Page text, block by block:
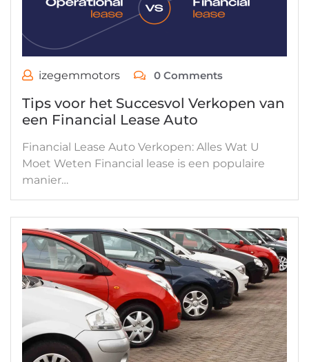
izegemmotors 0 Comments
Tips voor het Succesvol Verkopen van
een Financial Lease Auto
Financial Lease Auto Verkopen: Alles Wat U
Moet Weten Financial lease is een populaire
manier…